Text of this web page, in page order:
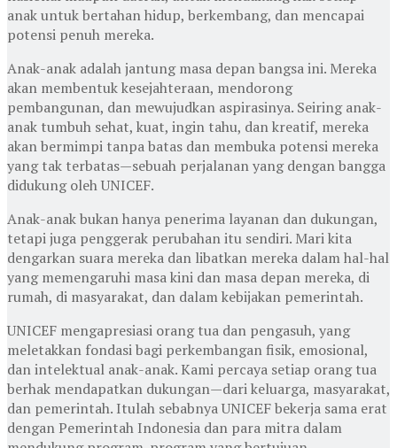
anak untuk bertahan hidup, berkembang, dan mencapai
potensi penuh mereka.
Anak-anak adalah jantung masa depan bangsa ini. Mereka
akan membentuk kesejahteraan, mendorong
pembangunan, dan mewujudkan aspirasinya. Seiring anak-
anak tumbuh sehat, kuat, ingin tahu, dan kreatif, mereka
akan bermimpi tanpa batas dan membuka potensi mereka
yang tak terbatas—sebuah perjalanan yang dengan bangga
didukung oleh UNICEF.
Anak-anak bukan hanya penerima layanan dan dukungan,
tetapi juga penggerak perubahan itu sendiri. Mari kita
dengarkan suara mereka dan libatkan mereka dalam hal-hal
yang memengaruhi masa kini dan masa depan mereka, di
rumah, di masyarakat, dan dalam kebijakan pemerintah.
UNICEF mengapresiasi orang tua dan pengasuh, yang
meletakkan fondasi bagi perkembangan fisik, emosional,
dan intelektual anak-anak. Kami percaya setiap orang tua
berhak mendapatkan dukungan—dari keluarga, masyarakat,
dan pemerintah. Itulah sebabnya UNICEF bekerja sama erat
dengan Pemerintah Indonesia dan para mitra dalam